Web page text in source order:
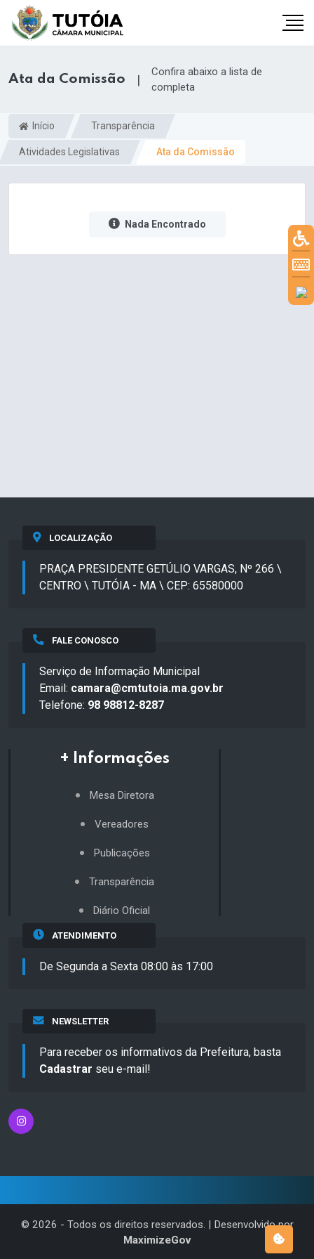
Ata da Comissão |
Confira abaixo a lista de
completa
Início Transparência
Atividades Legislativas Ata da Comissão
Nada Encontrado
LOCALIZAÇÃO
PRAÇA PRESIDENTE GETÚLIO VARGAS, Nº 266 \
CENTRO \ TUTÓIA - MA \ CEP: 65580000
FALE CONOSCO
Serviço de Informação Municipal
Email: camara@cmtutoia.ma.gov.br
Telefone: 98 98812-8287
+ Informações
Mesa Diretora
Vereadores
Publicações
Transparência
Diário Oficial
ATENDIMENTO
De Segunda a Sexta 08:00 às 17:00
NEWSLETTER
Para receber os informativos da Prefeitura, basta
Cadastrar seu e-mail!
© 2026 - Todos os direitos reservados. | Desenvolvido por
MaximizeGov